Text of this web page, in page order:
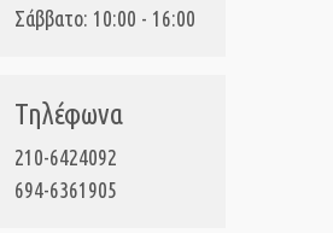
Σάββατο: 10:00 - 16:00
Τηλέφωνα
210-6424092
694-6361905